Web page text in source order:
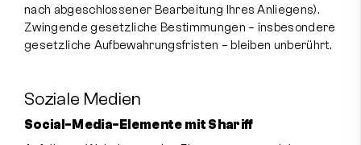
nach abgeschlossener Bearbeitung Ihres Anliegens).
Zwingende gesetzliche Bestimmungen – insbesondere
gesetzliche Aufbewahrungsfristen – bleiben unberührt.
Soziale Medien
Social-Media-Elemente mit Shariff